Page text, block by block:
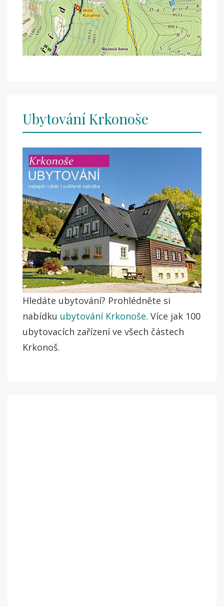
Ubytování Krkonoše
Hledáte ubytování? Prohlédněte si
nabídku ubytování Krkonoše. Více jak 100
ubytovacích zařízení ve všech částech
Krkonoš.